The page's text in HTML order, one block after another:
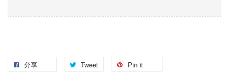
分享 Tweet Pin it